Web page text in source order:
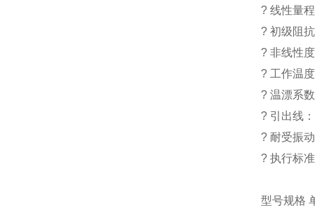
? 线性量
? 初级阻
? 非线性
? 工作温
? 温漂系
? 引出线
? 耐受振
? 执行标
型号规格